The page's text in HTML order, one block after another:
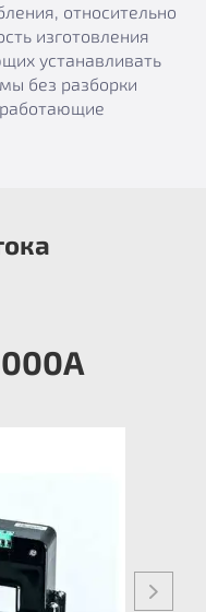
относительно
изготовления
устанавливать
без разборки